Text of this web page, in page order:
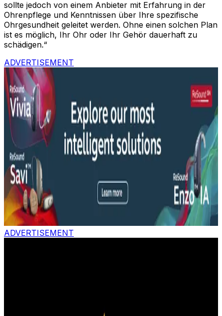
sollte jedoch von einem Anbieter mit Erfahrung in der
Ohrenpflege und Kenntnissen über Ihre spezifische
Ohrgesundheit geleitet werden. Ohne einen solchen Plan
ist es möglich, Ihr Ohr oder Ihr Gehör dauerhaft zu
schädigen.“
ADVERTISEMENT
ADVERTISEMENT